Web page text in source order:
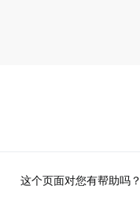
这个页面对您有帮助吗？